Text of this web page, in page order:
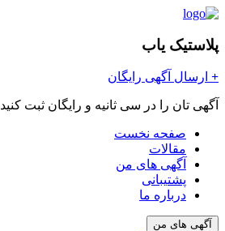
پلاستیک یاب
+ ارسال آگهی رایگان
آگهی تان را در سی ثانیه و رایگان ثبت کنید
صفحه نخست
مقالات
آگهی های من
پشتیبانی
درباره ما
آگهی های من